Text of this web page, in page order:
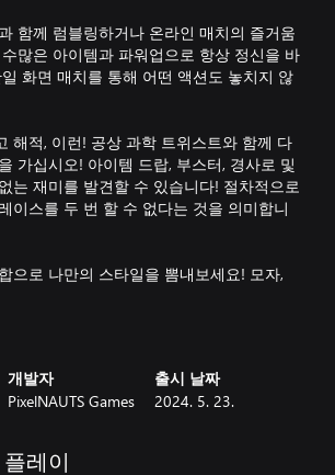
함께 럼블링하거나 온라인 매치의 즐거움
많은 아이템과 파워업으로 항상 정신을 바
화면 매치를 통해 어떤 액션도 놓치지 않
해적, 이런! 공상 과학 트위스트와 함께 다
가십시오! 아이템 드랍, 부스터, 경사로 및
는 재미를 발견할 수 있습니다! 절차적으로
이스를 두 번 할 수 없다는 것을 의미합니
으로 나만의 스타일을 뽐내보세요! 모자,
수많은 수트 패턴으로 군중들 사이에서 눈
개발자
PixelNAUTS Games
출시 날짜
2024. 5. 23.
레이